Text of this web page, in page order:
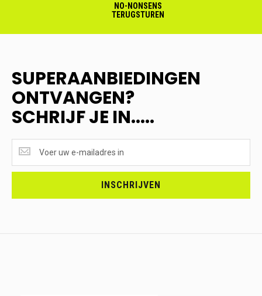
NO-NONSENS
TERUGSTUREN
SUPERAANBIEDINGEN
ONTVANGEN?
SCHRIJF JE IN.....
ONTVANGEN?
<br>SCHRIJF
INSCHRIJVEN